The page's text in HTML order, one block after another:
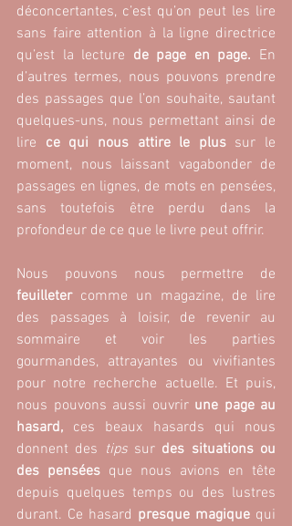
déconcertantes, c’est qu’on peut les lire
sans faire attention à la ligne directrice
qu’est la lecture de page en page. En
d’autres termes, nous pouvons prendre
des passages que l’on souhaite, sautant
quelques-uns, nous permettant ainsi de
lire ce qui nous attire le plus sur le
moment, nous laissant vagabonder de
passages en lignes, de mots en pensées,
sans toutefois être perdu dans la
profondeur de ce que le livre peut offrir.
feuilleter comme un magazine, de lire
des passages à loisir, de revenir au
sommaire et voir les parties
gourmandes, attrayantes ou vivifiantes
pour notre recherche actuelle. Et puis,
nous pouvons aussi ouvrir une page au
hasard, ces beaux hasards qui nous
donnent des tips sur des situations ou
des pensées que nous avions en tête
depuis quelques temps ou des lustres
durant. Ce hasard presque magique qui